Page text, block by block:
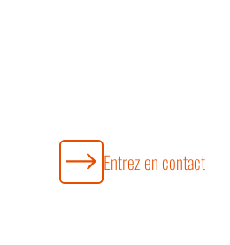
Entrez en contact